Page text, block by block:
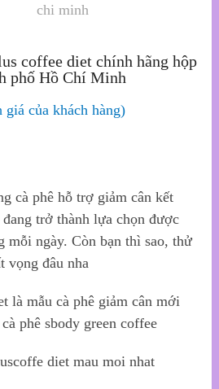
coffee diet chính hãng hộp
phố Hồ Chí Minh
giá của khách hàng)
cà phê hỗ trợ giảm cân kết
trở thành lựa chọn được
mỗi ngày. Còn bạn thì sao, thử
vọng đâu nha
là mẫu cà phê giảm cân mới
phê sbody green coffee